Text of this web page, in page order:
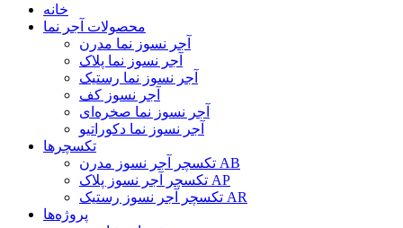
خانه
محصولات آجر نما
آجر نسوز نما مدرن
آجر نسوز نما پلاک
آجر نسوز نما رستیک
آجر نسوز کف
آجر نسوز نما صخره‌ای
آجر نسوز نما دکوراتیو
تکسچرها
تکسچر آجر نسوز مدرن AB
تکسچر آجر نسوز پلاک AP
تکسچر آجر نسوز رستیک AR
پروژه‌ها